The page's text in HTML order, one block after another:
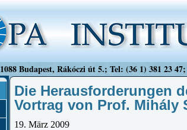
1088 Budapest, Rákóczi út 5.; Tel: (36 1) 381 23
Die Herausforderungen
Vortrag von Prof. Mihály
19. März 2009